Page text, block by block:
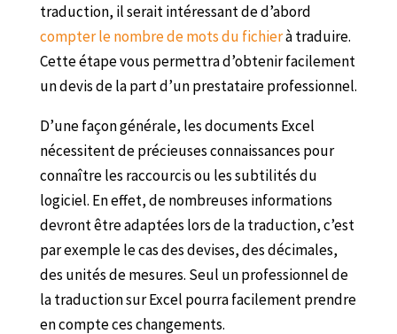
traduction, il serait intéressant de d’abord
compter le nombre de mots du fichierà traduire.
Cette étape vous permettra d’obtenir facilement
un devis de la part d’un prestataire professionnel.
D’une façon générale, les documents Excel
nécessitent de précieuses connaissances pour
connaître les raccourcis ou les subtilités du
logiciel. En effet, de nombreuses informations
devront être adaptées lors de la traduction, c’est
par exemple le cas des devises, des décimales,
des unités de mesures. Seul un professionnel de
la traduction sur Excel pourra facilement prendre
en compte ces changements.